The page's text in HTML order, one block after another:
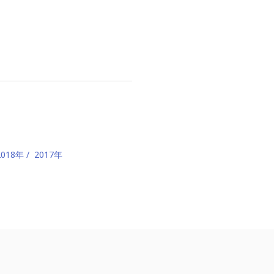
年 2017年